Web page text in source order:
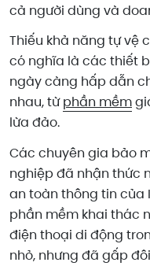
cả người dùng và
Thiếu khả năng tự vệ
có nghĩa là các thiết
ngày càng hấp dẫn
nhau, từphần mềm
lừa đảo.
Các chuyên gia bảo
nghiệp đã nhận thức
an toàn thông tin của
phần mềm khai thác
điện thoại di động
nhỏ, nhưng đã gấp